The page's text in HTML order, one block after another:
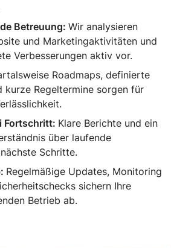
Betreuung: Wir analysieren
und Marketingaktivitäten und
Verbesserungen aktiv vor.
Roadmaps, definierte
kurze Regeltermine sorgen für
Fortschritt: Klare Berichte und ein
über laufende
Schritte.
Regelmäßige Updates, Monitoring
sichern Ihre
Betrieb ab.